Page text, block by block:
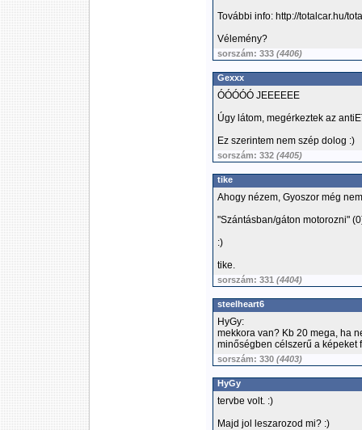
További info: http://totalcar.hu/
Vélemény?
sorszám: 333 (4406)
Gexxx
ÓÓÓÓÓ JEEEEEE
Úgy látom, megérkeztek az
Ez szerintem nem szép dolog :)
sorszám: 332 (4405)
tike
Ahogy nézem, Gyoszor még
"Szántásban/gáton motorozni"
:)
tike.
sorszám: 331 (4404)
steelheart6
HyGy:
mekkora van? Kb 20 mega, ha
minőségben célszerű a képeket
sorszám: 330 (4403)
HyGy
tervbe volt. :)
Majd jol leszarozod mi? :)